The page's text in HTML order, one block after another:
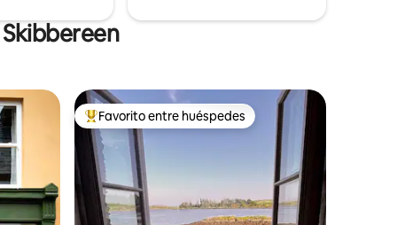
Favorito entre huéspedes preferido
Favorito entre huéspedes